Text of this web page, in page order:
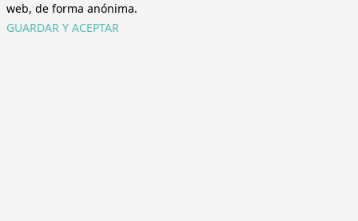
web, de forma anónima.
GUARDAR Y ACEPTAR